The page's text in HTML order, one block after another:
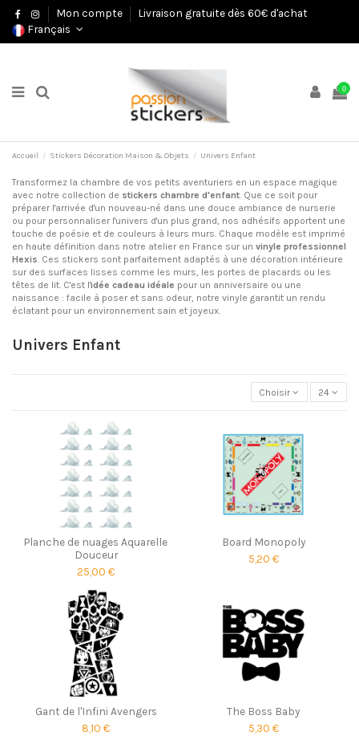
Mon compte
Livraison gratuite dès 60€ d'achat
Français
0
Accueil Stickers Décoration Maison & Objets Univers Enfant
Transformez la chambre de vos petits aventuriers en un espace magique
avec notre collection de stickers chambre d'enfant. Que ce soit pour
préparer l'arrivée d'un nouveau-né dans une douce ambiance de nurserie
ou pour personnaliser l'univers d'un plus grand, nos adhésifs apportent une
touche de poésie et de couleurs à leurs murs. Chaque modèle est imprimé
en haute définition dans notre atelier en France sur un vinyle professionnel
Hexis. Ces stickers sont parfaitement adaptés à une décoration intérieure
sur des surfaces lisses comme les murs, les portes de placards ou les
têtes de lit. C'est l'idée cadeau idéale pour un anniversaire ou une
naissance : facile à poser et sans odeur, notre vinyle garantit un rendu
éclatant pour un environnement sain et joyeux.
Univers Enfant
Choisir 24
Planche de nuages Aquarelle
Douceur
25,00 €
Board Monopoly
5,20 €
Gant de l'Infini Avengers
8,10 €
The Boss Baby
5,30 €